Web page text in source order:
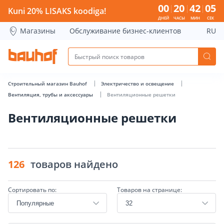
Вентиляционные решетки - Bauhof has loaded
Kuni 20% LISAKS koodiga! 00
ДНЕЙ
20
ЧАСЫ
42
МИН
04
СЕК
Магазины Обслуживание бизнес-клиентов RU
Строительный магазин Bauhof
Электричество и освещение
Вентиляция, трубы и аксессуары
Вентиляционные решетки
Вентиляционные решетки
126 товаров найдено
Сортировать по: Товаров на странице: